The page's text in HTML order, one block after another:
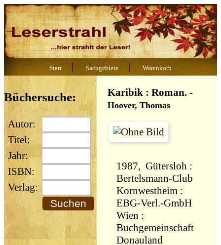
Start | Sachgebiete | Warenkorb
Büchersuche:
Autor:
Titel:
Jahr:
ISBN:
Verlag:
Karibik : Roman. -
Hoover, Thomas
1987, Gütersloh :
Bertelsmann-Club
Kornwestheim :
EBG-Verl.-GmbH
Wien :
Buchgemeinschaft
Donauland